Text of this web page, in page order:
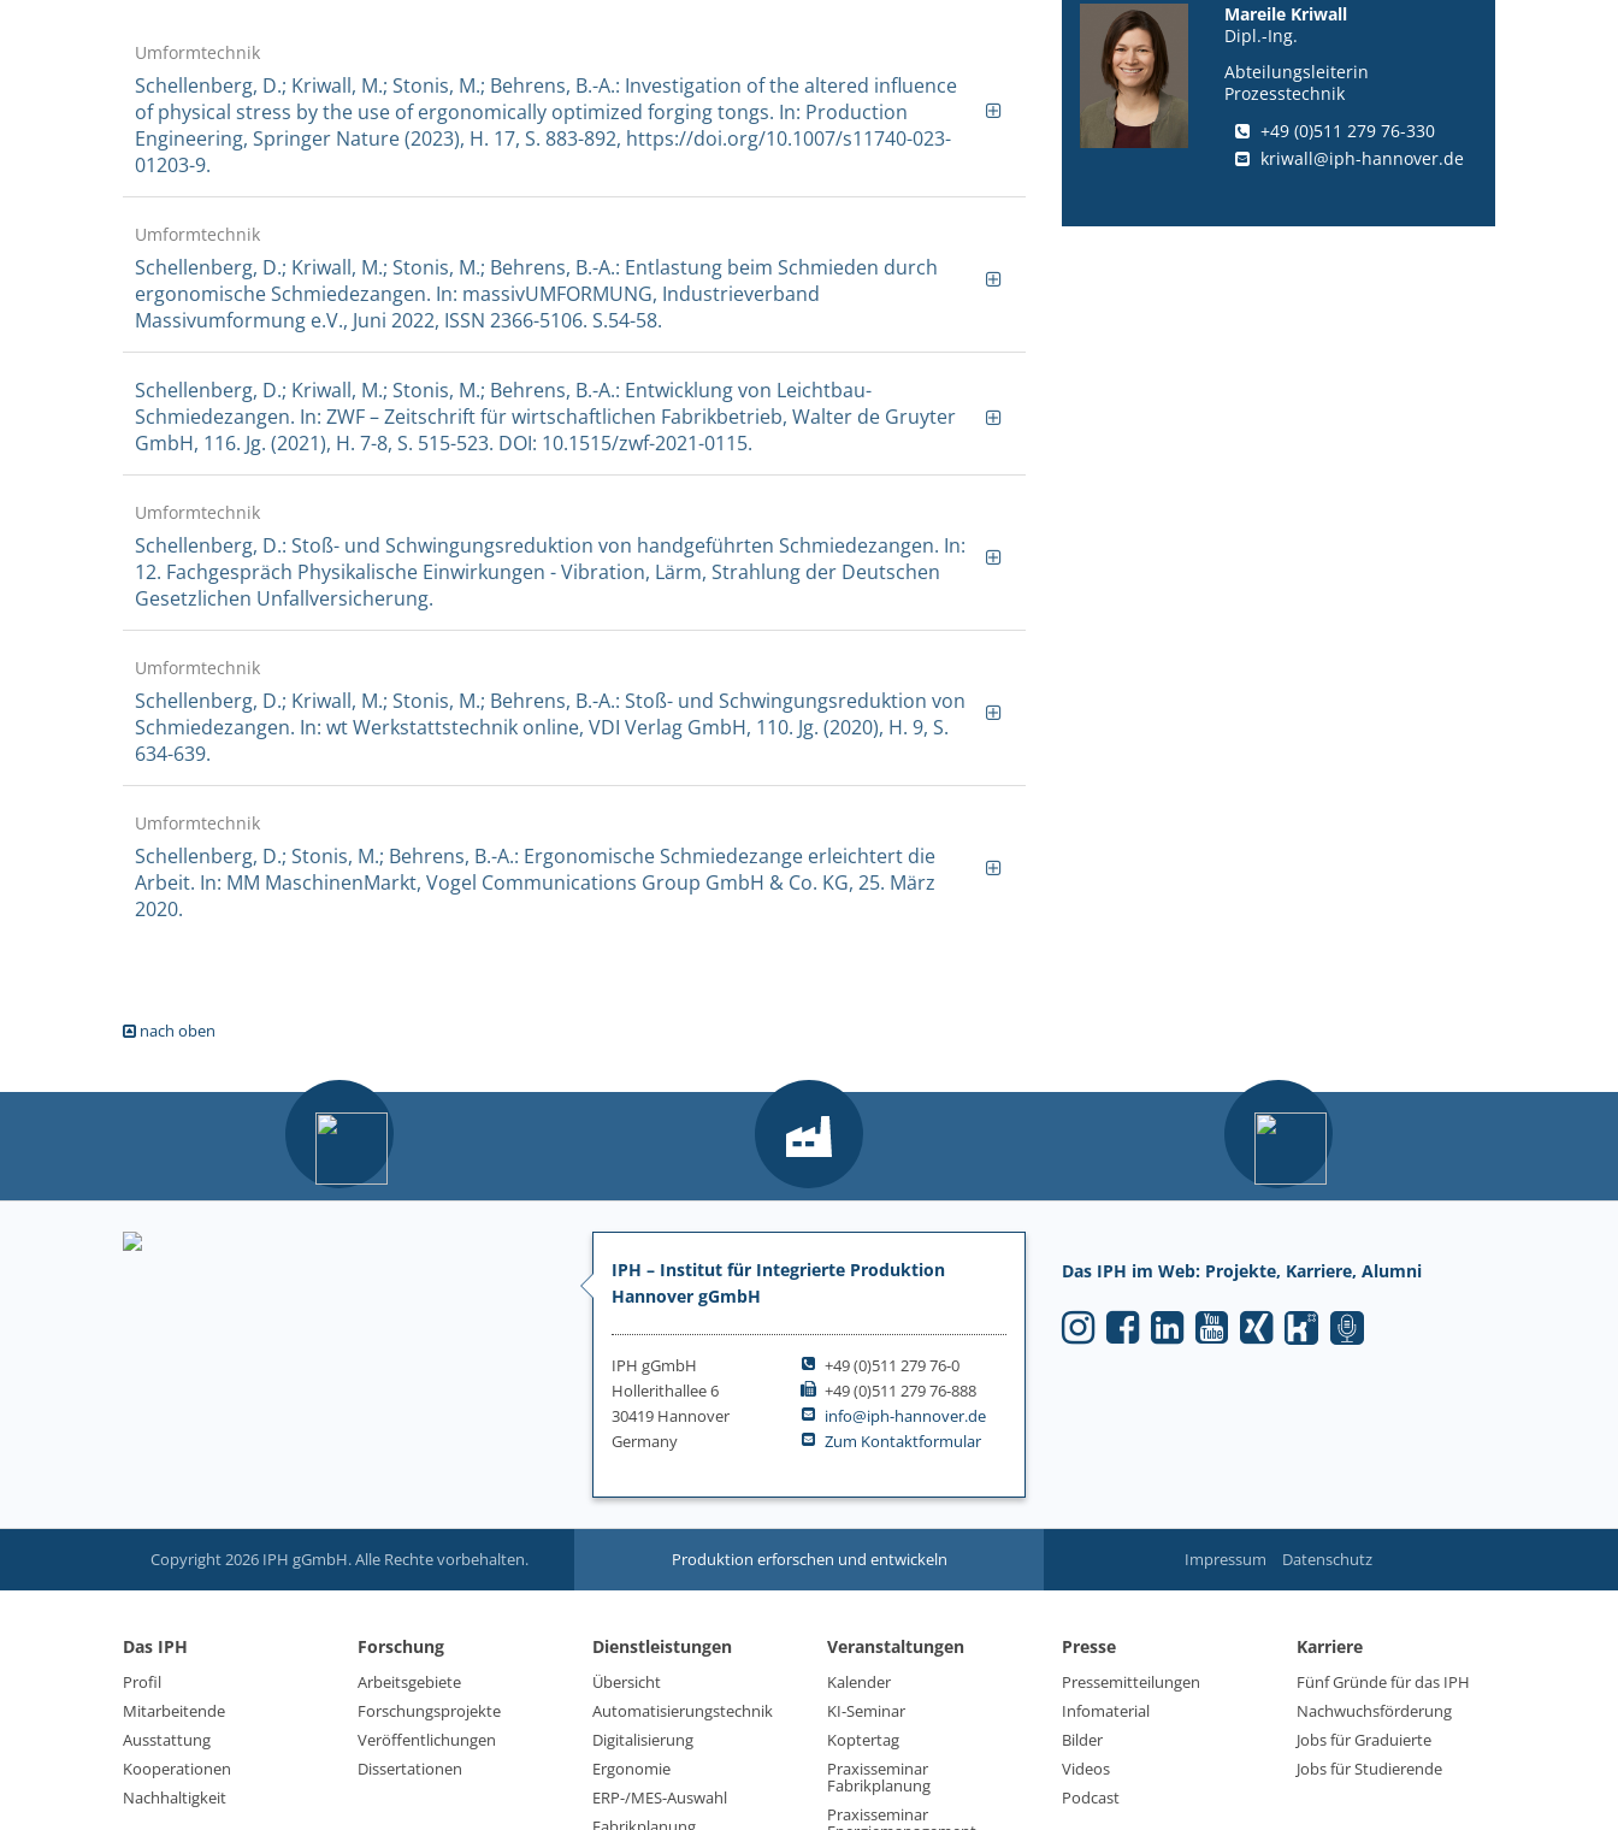
Umformtechnik
Schellenberg, D.; Kriwall, M.; Stonis, M.; Behrens, B.-A.: Investigation of the altered influence
of physical stress by the use of ergonomically optimized forging tongs. In: Production
Engineering, Springer Nature (2023), H. 17, S. 883-892, https://doi.org/10.1007/s11740-023-
01203-9.
Umformtechnik
Schellenberg, D.; Kriwall, M.; Stonis, M.; Behrens, B.-A.: Entlastung beim Schmieden durch
ergonomische Schmiedezangen. In: massivUMFORMUNG, Industrieverband
Massivumformung e.V., Juni 2022, ISSN 2366-5106. S.54-58.
Schellenberg, D.; Kriwall, M.; Stonis, M.; Behrens, B.-A.: Entwicklung von Leichtbau-
Schmiedezangen. In: ZWF – Zeitschrift für wirtschaftlichen Fabrikbetrieb, Walter de Gruyter
GmbH, 116. Jg. (2021), H. 7-8, S. 515-523. DOI: 10.1515/zwf-2021-0115.
Umformtechnik
Schellenberg, D.: Stoß- und Schwingungsreduktion von handgeführten Schmiedezangen. In:
12. Fachgespräch Physikalische Einwirkungen - Vibration, Lärm, Strahlung der Deutschen
Gesetzlichen Unfallversicherung.
Umformtechnik
Schellenberg, D.; Kriwall, M.; Stonis, M.; Behrens, B.-A.: Stoß- und Schwingungsreduktion von
Schmiedezangen. In: wt Werkstattstechnik online, VDI Verlag GmbH, 110. Jg. (2020), H. 9, S.
634-639.
Umformtechnik
Schellenberg, D.; Stonis, M.; Behrens, B.-A.: Ergonomische Schmiedezange erleichtert die
Arbeit. In: MM MaschinenMarkt, Vogel Communications Group GmbH & Co. KG, 25. März
2020.
Mareile Kriwall
Dipl.-Ing.
Abteilungsleiterin
Prozesstechnik
+49 (0)511 279 76-330
kriwall@iph-hannover.de
nach oben
IPH – Institut für Integrierte Produktion
Hannover gGmbH
IPH gGmbH
Hollerithallee 6
30419 Hannover
Germany
+49 (0)511 279 76-0
+49 (0)511 279 76-888
info@iph-hannover.de
Zum Kontaktformular
Das IPH im Web: Projekte, Karriere, Alumni
Copyright 2026 IPH gGmbH. Alle Rechte vorbehalten. Produktion erforschen und entwickeln Impressum Datenschutz
Das IPH
Profil
Mitarbeitende
Ausstattung
Kooperationen
Nachhaltigkeit
Forschung
Arbeitsgebiete
Forschungsprojekte
Veröffentlichungen
Dissertationen
Dienstleistungen
Übersicht
Automatisierungstechnik
Digitalisierung
Ergonomie
ERP-/MES-Auswahl
Veranstaltungen
Kalender
KI-Seminar
Koptertag
Praxisseminar
Fabrikplanung
Praxisseminar
Presse
Pressemitteilungen
Infomaterial
Bilder
Videos
Podcast
Karriere
Fünf Gründe für das IPH
Nachwuchsförderung
Jobs für Graduierte
Jobs für Studierende